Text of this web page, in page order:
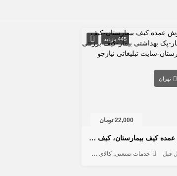
445 بازدید
تهران
22,000 تومان
فروش عمده کیف بیمارستان، کیف همراه بیمار، پک بهداشتی بیمار، کیف برزنتی بیمارستان
خدمات صنعتی کالای خواب